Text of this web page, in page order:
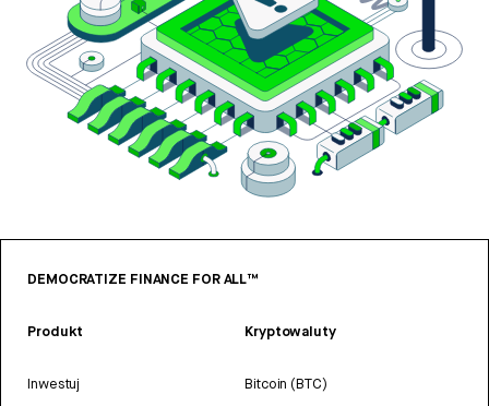
DEMOCRATIZE FINANCE FOR ALL™
Produkt
Inwestuj
Kryptowaluty
Bitcoin (BTC)